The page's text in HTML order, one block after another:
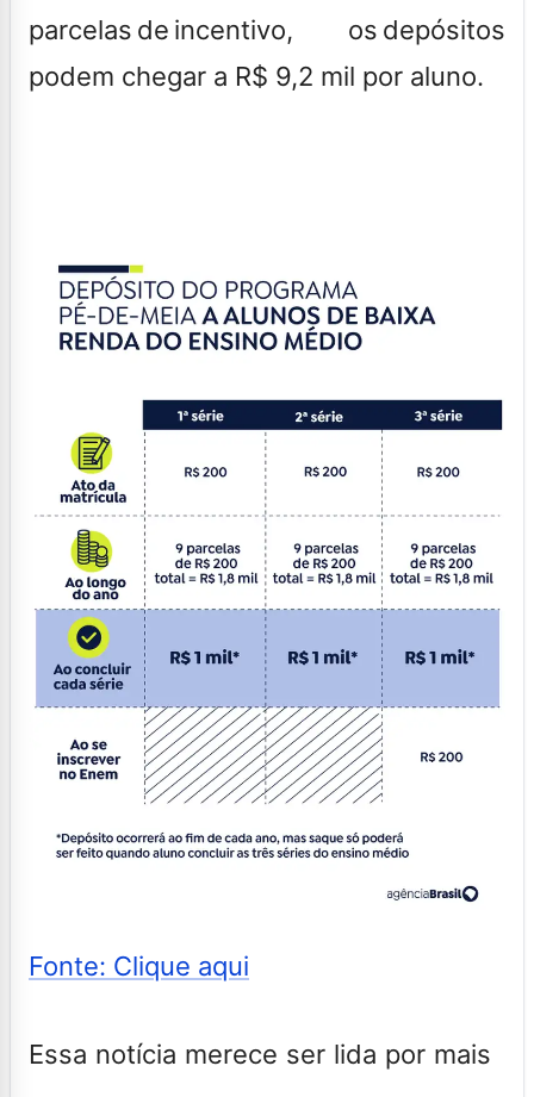
parcelas de incentivo, os depósitos
podem chegar a R$ 9,2 mil por aluno.
Fonte: Clique aqui
Essa notícia merece ser lida por mais